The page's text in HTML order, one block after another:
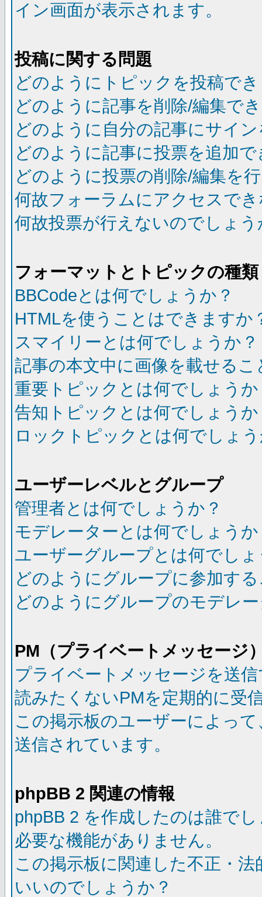
イン画面が表示されます。
投稿に関する問題
どのようにトピックを投稿で
どのように記事を削除/編集で
どのように自分の記事にサイ
どのように記事に投票を追加
どのように投票の削除/編集を
何故フォーラムにアクセスで
何故投票が行えないのでしょう
フォーマットとトピックの種類
BBCodeとは何でしょうか？
HTMLを使うことはできますか
スマイリーとは何でしょうか？
記事の本文中に画像を載せる
重要トピックとは何でしょうか
告知トピックとは何でしょうか
ロックトピックとは何でしょ
ユーザーレベルとグループ
管理者とは何でしょうか？
モデレーターとは何でしょうか
ユーザーグループとは何でし
どのようにグループに参加す
どのようにグループのモデレ
PM（プライベートメッセージ
プライベートメッセージを送
読みたくないPMを定期的に受
この掲示板のユーザーによっ
送信されています。
phpBB 2 関連の情報
phpBB 2 を作成したのは誰で
必要な機能がありません。
この掲示板に関連した不正・
いいのでしょうか？